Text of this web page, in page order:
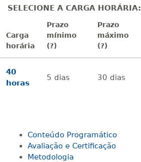
SELECIONE A CARGA HORÁRIA:
Carga
horária
Prazo
mínimo
(?)
Prazo
máximo
(?)
40
horas
5 dias 30 dias
Conteúdo Programático
Avaliação e Certificação
Metodologia